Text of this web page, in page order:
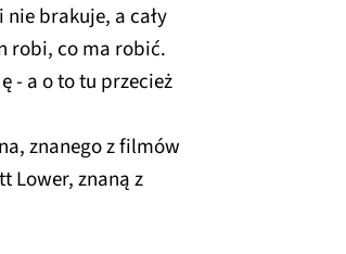
brakuje, a cały
robi, co ma robić.
- a o to tu przecież
znanego z filmów
Lower, znaną z